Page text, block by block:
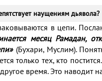
наущениям дьявола?
в цепи.
месяц Рамадан,
(Бухари, Муслим).
только тех, кто
время. Это наводит